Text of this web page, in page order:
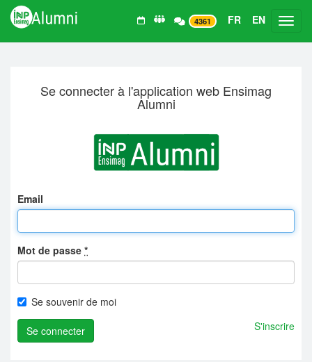
4361 FR EN
Se connecter à l'application web Ensimag
Alumni
Email
Mot de passe *
Se souvenir de moi
S'inscrire